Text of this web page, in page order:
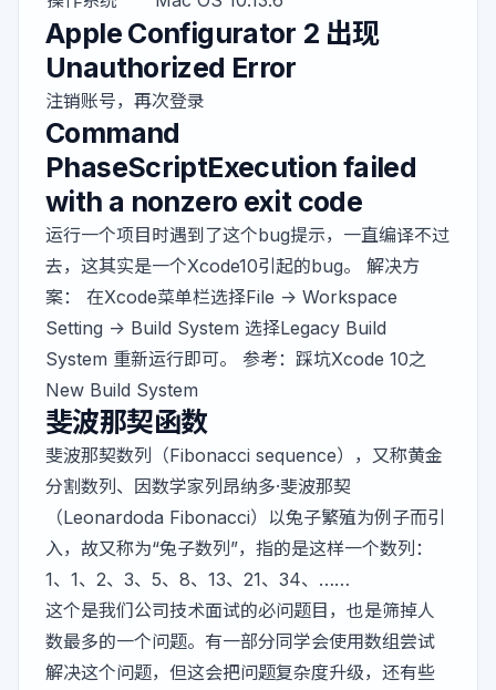
Apple Configurator 2 出现
Unauthorized Error
注销账号，再次登录
Command
PhaseScriptExecution failed
with a nonzero exit code
运行一个项目时遇到了这个bug提示，一直编译不过
去，这其实是一个Xcode10引起的bug。 解决方
案： 在Xcode菜单栏选择File -> Workspace
Setting -> Build System 选择Legacy Build
System 重新运行即可。 参考： 踩坑Xcode 10之
New Build System
斐波那契函数
斐波那契数列（Fibonacci sequence），又称黄金
分割数列、因数学家列昂纳多·斐波那契
（Leonardoda Fibonacci）以兔子繁殖为例子而引
入，故又称为“兔子数列”，指的是这样一个数列：
1、1、2、3、5、8、13、21、34、……
这个是我们公司技术面试的必问题目，也是筛掉人
数最多的一个问题。有一部分同学会使用数组尝试
解决这个问题，但这会把问题复杂度升级，还有些